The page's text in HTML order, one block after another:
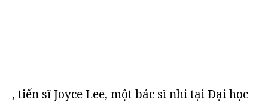
, tiến sĩ Joyce Lee, một bác sĩ nhi tại Đại học